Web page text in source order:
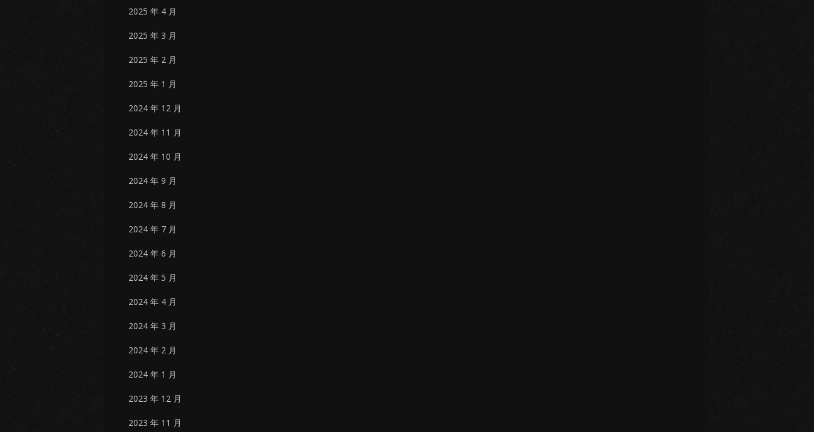
2025 年 4 月
2025 年 3 月
2025 年 2 月
2025 年 1 月
2024 年 12 月
2024 年 11 月
2024 年 10 月
2024 年 9 月
2024 年 8 月
2024 年 7 月
2024 年 6 月
2024 年 5 月
2024 年 4 月
2024 年 3 月
2024 年 2 月
2024 年 1 月
2023 年 12 月
2023 年 11 月